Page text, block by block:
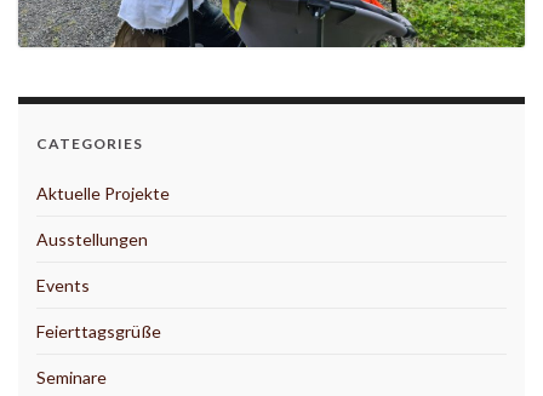
CATEGORIES
Aktuelle Projekte
Ausstellungen
Events
Feierttagsgrüße
Seminare